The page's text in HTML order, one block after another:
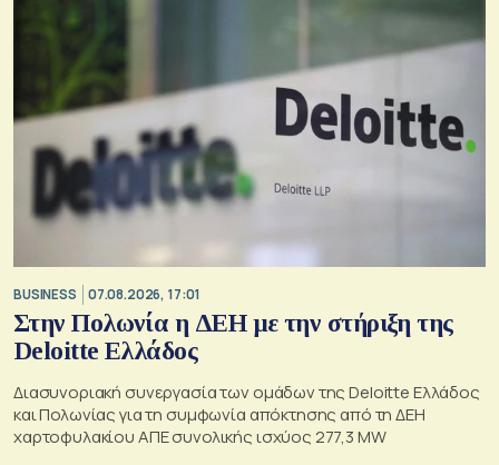
BUSINESS 07.08.2026, 17:01
Στην Πολωνία η ΔΕΗ με την στήριξη της
Deloitte Ελλάδος
Διασυνοριακή συνεργασία των ομάδων της Deloitte Ελλάδος
και Πολωνίας για τη συμφωνία απόκτησης από τη ΔΕΗ
χαρτοφυλακίου ΑΠΕ συνολικής ισχύος 277,3 MW